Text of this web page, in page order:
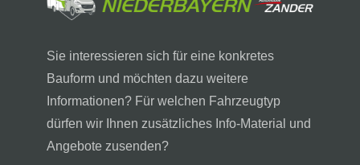
Sie interessieren sich für eine konkretes
Bauform und möchten dazu weitere
Informationen? Für welchen Fahrzeugtyp
dürfen wir Ihnen zusätzliches Info-Material und
Angebote zusenden?